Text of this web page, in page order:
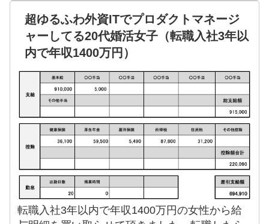
超ゆるふわ外資ITでプロダクトマネージ
ャーしてる20代婚活女子（転職入社3年以
内で年収1400万円）
転職入社3年以内で年収1400万円の女性から給